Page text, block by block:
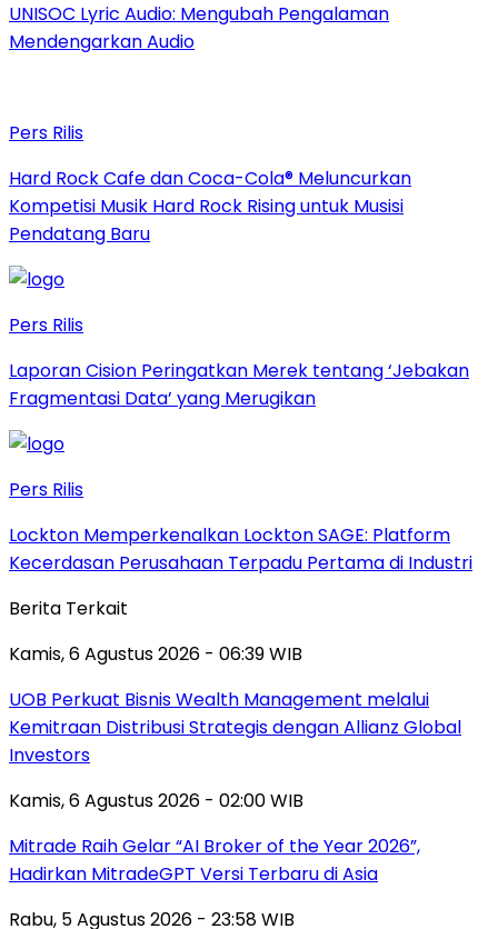
UNISOC Lyric Audio: Mengubah Pengalaman
Mendengarkan Audio
Pers Rilis
Hard Rock Cafe dan Coca-Cola® Meluncurkan
Kompetisi Musik Hard Rock Rising untuk Musisi
Pendatang Baru
Pers Rilis
Laporan Cision Peringatkan Merek tentang ‘Jebakan
Fragmentasi Data’ yang Merugikan
Pers Rilis
Lockton Memperkenalkan Lockton SAGE: Platform
Kecerdasan Perusahaan Terpadu Pertama di Industri
Berita Terkait
Kamis, 6 Agustus 2026 - 06:39 WIB
UOB Perkuat Bisnis Wealth Management melalui
Kemitraan Distribusi Strategis dengan Allianz Global
Investors
Kamis, 6 Agustus 2026 - 02:00 WIB
Mitrade Raih Gelar “AI Broker of the Year 2026”,
Hadirkan MitradeGPT Versi Terbaru di Asia
Rabu, 5 Agustus 2026 - 23:58 WIB